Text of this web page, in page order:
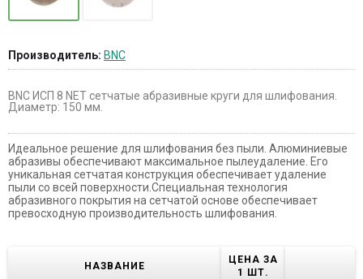
Производитель: BNC
BNC ИСП 8 NET сетчатые абразивные круги для шлифования.
Диаметр: 150 мм.
Идеальное решение для шлифования без пыли. Алюминиевые
абразивы обеспечивают максимальное пылеудаление. Его
уникальная сетчатая конструкция обеспечивает удаление
пыли со всей поверхности.Специальная технология
абразивного покрытия на сетчатой основе обеспечивает
превосходную производительность шлифования.
НАЗВАНИЕ
ЦЕНА ЗА
1 ШТ.